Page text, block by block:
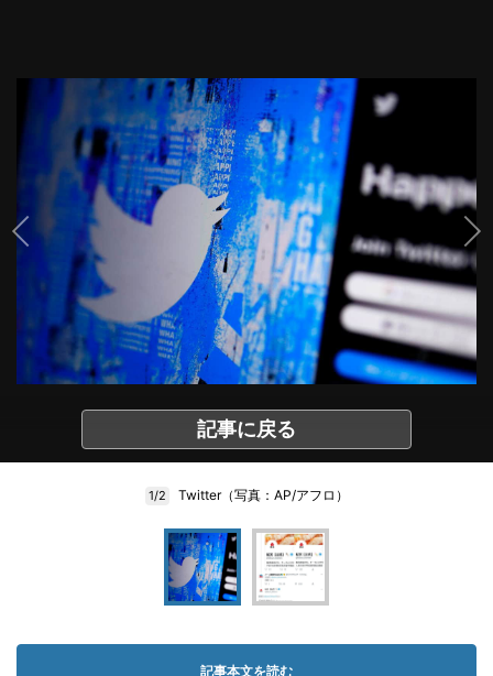
記事に戻る
1/2 Twitter（写真：AP/アフロ）
記事本文を読む